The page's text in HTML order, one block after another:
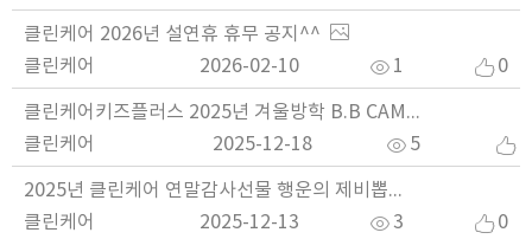
클린케어 2026년 설연휴 휴무 공지^^
클린케어
0
1
2026-02-10
클린케어키즈플러스 2025년 겨울방학 B.B CAMP 체형교정 집중관리 현재 접수 중~!!
클린케어
5
2025-12-18
2025년 클린케어 연말감사선물 행운의 제비뽑기^^
클린케어
0
3
2025-12-13